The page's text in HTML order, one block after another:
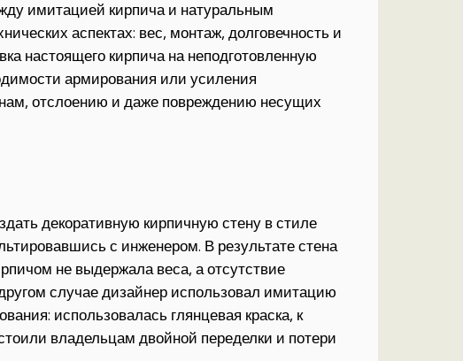
имитацией кирпича и натуральным
аспектах: вес, монтаж, долговечность и
настоящего кирпича на неподготовленную
армирования или усиления
отслоению и даже повреждению несущих
декоративную кирпичную стену в стиле
с инженером. В результате стена
не выдержала веса, а отсутствие
случае дизайнер использовал имитацию
использовалась глянцевая краска, к
владельцам двойной переделки и потери